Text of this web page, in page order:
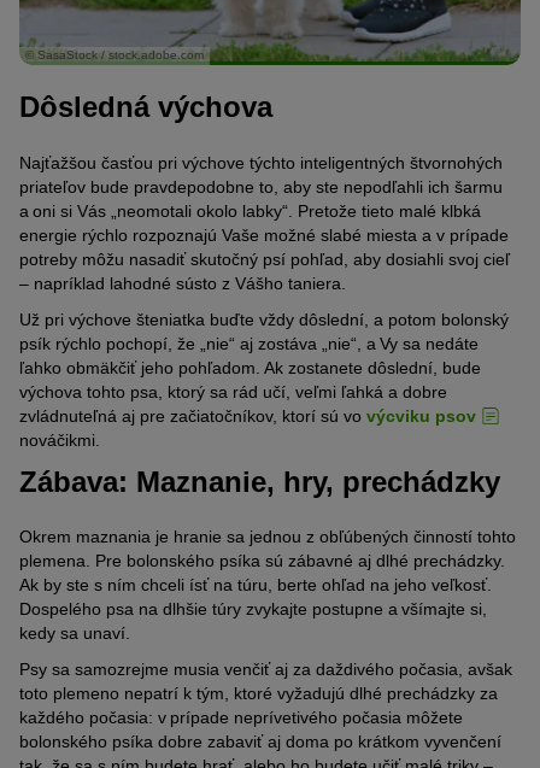
© SasaStock / stock.adobe.com
Dôsledná výchova
Najťažšou časťou pri výchove týchto inteligentných štvornohých
priateľov bude pravdepodobne to, aby ste nepodľahli ich šarmu
a oni si Vás „neomotali okolo labky“ . Pretože tieto malé klbká
energie rýchlo rozpoznajú Vaše možné slabé miesta a v prípade
potreby môžu nasadiťskutočný psí pohľad, aby dosiahli svoj cieľ
– napríklad lahodné sústo z Vášho taniera.
Už pri výchove šteniatka buďte vždy dôslední a potom bolonský
psík rýchlo pochopí , že „nie“ aj zostáva „nie“ a Vy sa nedáte
ľahko obmäkčiť jeho pohľadom . Ak zostanete dôslední bude
výchova tohto psa, ktorý sa rád učí, veľmi ľahká a dobre
zvládnuteľná aj pre začiatočníkov, ktorí sú vo výcviku psov
nováčikmi
Zábava: Maznanie, hry, prechádzky
Okrem maznania je hranie sa jednou z obľúbených činností tohto
plemena. Pre bolonského psíka sú zábavné aj dlhé prechádzky.
Ak by ste s ním chceli ísť na túru, berte ohľad na jeho veľkosť.
Dospelého psa na dlhšie túry zvykajte postupne a všímajte si
kedy sa unaví.
Psy sa samozrejme musia venčiť aj za daždivého počasia, avšak
toto plemeno nepatrí k tým, ktoré vyžadujú dlhé prechádzky za
každého počasia: v prípade neprívetivého počasia môžete
bolonského psíka dobre zabaviť aj doma po krátkom vyvenčení